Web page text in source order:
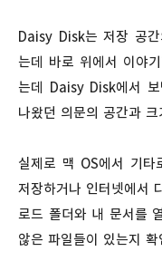
Daisy Disk는 저장 공
는데 바로 위에서 이야
는데 Daisy Disk에서
나왔던 의문의 공간과
실제로 맥 OS에서 기타
저장하거나 인터넷에서
로드 폴더와 내 문서를
않은 파일들이 있는지